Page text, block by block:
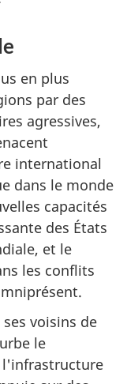
en plus
par des
agressives,
international
dans le monde
capacités
des États
et le
les conflits
voisins de
le
l'infrastructure